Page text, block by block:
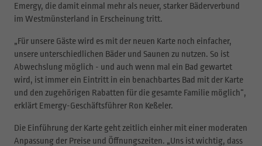
Emergy, die damit einmal mehr als neuer, starker Bäderverbund
im Westmünsterland in Erscheinung tritt.
„Für unsere Gäste wird es mit der neuen Karte noch einfacher,
unsere unterschiedlichen Bäder und Saunen zu nutzen. So ist
Abwechslung möglich - und auch wenn mal ein Bad gewartet
wird, ist immer ein Eintritt in ein benachbartes Bad mit der Karte
und den zugehörigen Rabatten für die gesamte Familie möglich“,
erklärt Emergy-Geschäftsführer Ron Keßeler.
Die Einführung der Karte geht zeitlich einher mit einer moderaten
Anpassung der Preise und Öffnungszeiten. „Uns ist wichtig, dass